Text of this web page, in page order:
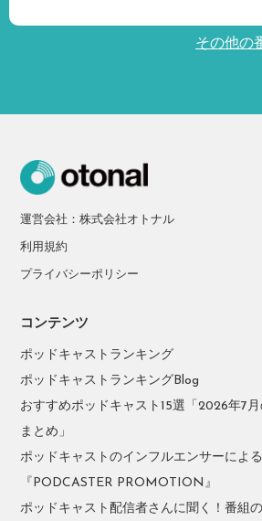
その他の
運営会社：株式会社オトナル
利用規約
プライバシーポリシー
コンテンツ
ポッドキャストランキング
ポッドキャストランキングBlog
おすすめポッドキャスト15選「2026年7
まとめ」
ポッドキャストのインフルエンサーによ
『PODCASTER PROMOTION』
ポッドキャスト配信者さんに聞く！番組